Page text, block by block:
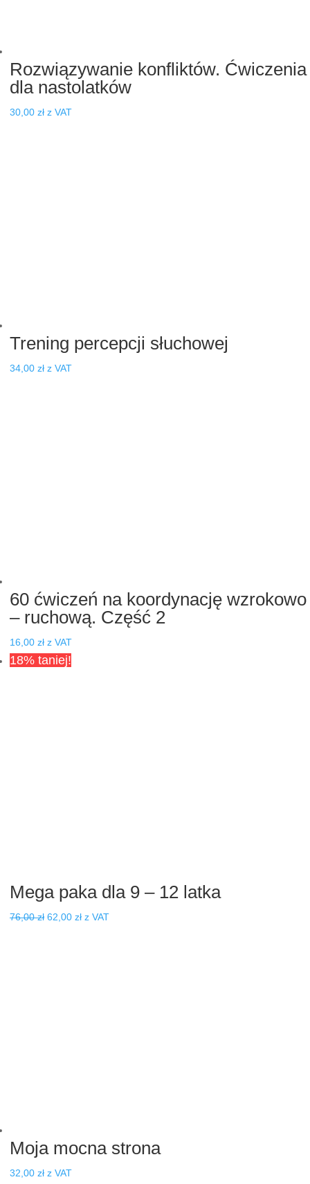
Rozwiązywanie konfliktów. Ćwiczenia
dla nastolatków
30,00 zł z VAT
Trening percepcji słuchowej
34,00 zł z VAT
60 ćwiczeń na koordynację wzrokowo
– ruchową. Część 2
16,00 zł z VAT
18% taniej!
Mega paka dla 9 – 12 latka
76,00zł Pierwotna
62,00 złAktualna
z VAT
Moja mocna strona
32,00 zł z VAT